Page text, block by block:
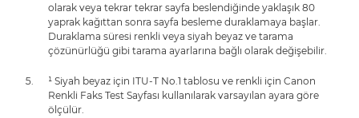
olarak veya tekrar tekrar sayfa beslendiğinde yaklaşık 80
yaprak kağıttan sonra sayfa besleme duraklamaya başlar.
Duraklama süresi renkli veya siyah beyaz ve tarama
çözünürlüğü gibi tarama ayarlarına bağlı olarak değişebilir.
¹ Siyah beyaz için ITU-T No.1 tablosu ve renkli için Canon
Renkli Faks Test Sayfası kullanılarak varsayılan ayara göre
ölçülür.